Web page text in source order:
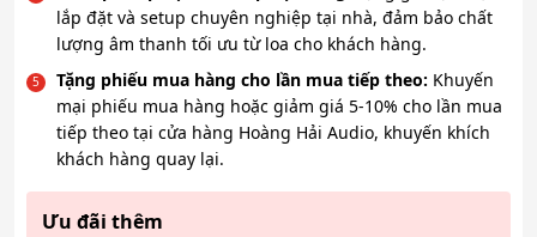
lắp đặt và setup chuyên nghiệp tại nhà, đảm bảo chất
lượng âm thanh tối ưu từ loa cho khách hàng.
Tặng phiếu mua hàng cho lần mua tiếp theo: Khuyến
mại phiếu mua hàng hoặc giảm giá 5-10% cho lần mua
tiếp theo tại cửa hàng Hoàng Hải Audio, khuyến khích
khách hàng quay lại.
Ưu đãi thêm